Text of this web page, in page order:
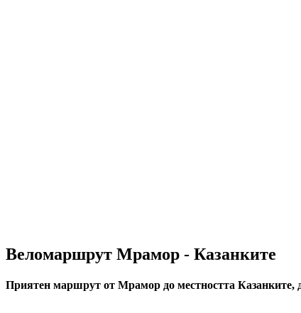
Веломаршрут Мрамор - Казанките
Приятен маршрут от Мрамор до местността Казанките,